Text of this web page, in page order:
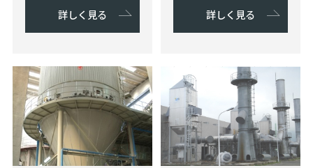
詳しく見る 詳しく見る